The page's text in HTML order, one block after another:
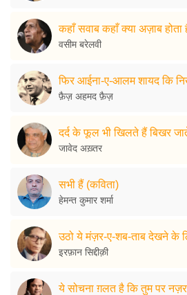
कहाँ सवाब कहाँ क्या अज़ाब
वसीम बरेलवी
फिर आईना-ए-आलम शायद कि
फ़ैज़ अहमद फ़ैज़
दर्द के फूल भी खिलते हैं बिखर
जावेद अख़्तर
सभी हैं (कविता)
हेमन्त कुमार शर्मा
उठो ये मंज़र-ए-शब-ताब देखने के
इरफ़ान सिद्दीक़ी
ये सोचना ग़लत है कि तुम पर